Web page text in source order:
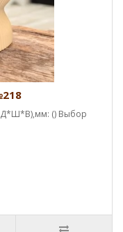
() Выбор